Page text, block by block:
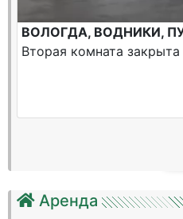
Аренда
ВОЛОГДА, ВОДНИКИ,
Вторая комната